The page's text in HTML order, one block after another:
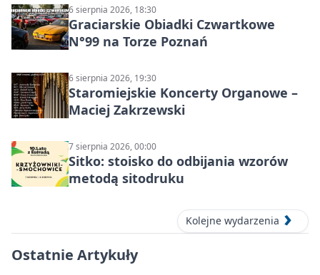
6 sierpnia 2026, 18:30
Graciarskie Obiadki Czwartkowe
N°99 na Torze Poznań
6 sierpnia 2026, 19:30
Staromiejskie Koncerty Organowe –
Maciej Zakrzewski
7 sierpnia 2026, 00:00
Sitko: stoisko do odbijania wzorów
metodą sitodruku
Kolejne wydarzenia
Ostatnie Artykuły